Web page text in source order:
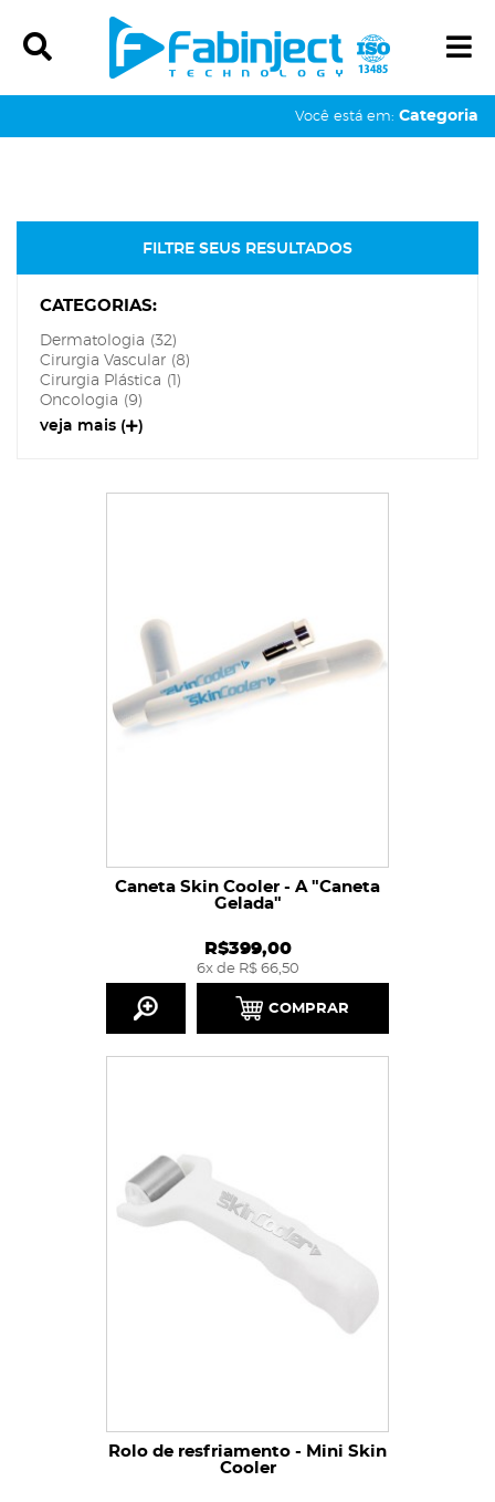
Ícone de pesquisa
Você está em: Categoria
FILTRE SEUS RESULTADOS
CATEGORIAS:
Dermatologia (32)
Cirurgia Vascular (8)
Cirurgia Plástica (1)
Oncologia (9)
veja mais (
)
Caneta Skin Cooler - A "Caneta
Gelada"
R$399,00
6x de R$ 66,50
COMPRAR
Rolo de resfriamento - Mini Skin
Cooler